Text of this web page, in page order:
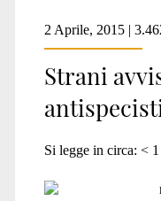
Tag:
2 Aprile, 2015 |
Strani
Si legge in circa: < 1